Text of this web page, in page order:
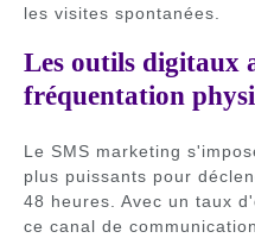
les visites spontanées.
Les outils digitaux
fréquentation
Le SMS marketing
plus puissants pour
48 heures. Avec un taux
ce canal de